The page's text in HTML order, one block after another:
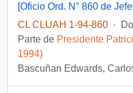
CL CLUAH 1-94-860 ·
Parte de Presidente
1994)
Bascuñan Edwards,